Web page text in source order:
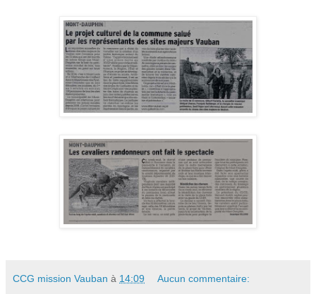
CCG mission Vauban à 14:09 Aucun commentaire: